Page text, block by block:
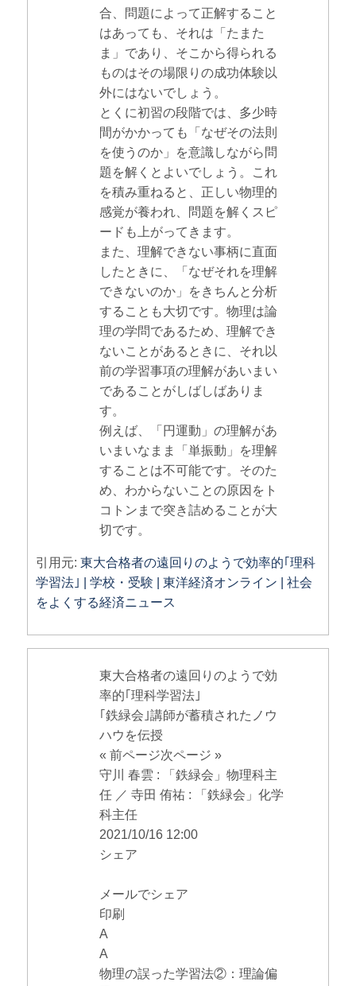
合、問題によって正解すること
はあっても、それは「たまた
ま」であり、そこから得られる
ものはその場限りの成功体験以
外にはないでしょう。
とくに初習の段階では、多少時
間がかかっても「なぜその法則
を使うのか」を意識しながら問
題を解くとよいでしょう。これ
を積み重ねると、正しい物理的
感覚が養われ、問題を解くスピ
ードも上がってきます。
また、理解できない事柄に直面
したときに、「なぜそれを理解
できないのか」をきちんと分析
することも大切です。物理は論
理の学問であるため、理解でき
ないことがあるときに、それ以
前の学習事項の理解があいまい
であることがしばしばありま
す。
例えば、「円運動」の理解があ
いまいなまま「単振動」を理解
することは不可能です。そのた
め、わからないことの原因をト
コトンまで突き詰めることが大
切です。
引用元: 東大合格者の遠回りのようで効率的｢理科
学習法｣ | 学校・受験 | 東洋経済オンライン | 社会
をよくする経済ニュース
東大合格者の遠回りのようで効
率的｢理科学習法｣
｢鉄緑会｣講師が蓄積されたノウ
ハウを伝授
« 前ページ次ページ »
守川 春雲 : 「鉄緑会」物理科主
任 ／ 寺田 侑祐 : 「鉄緑会」化学
科主任
2021/10/16 12:00
シェア
メールでシェア
印刷
A
A
物理の誤った学習法②：理論偏